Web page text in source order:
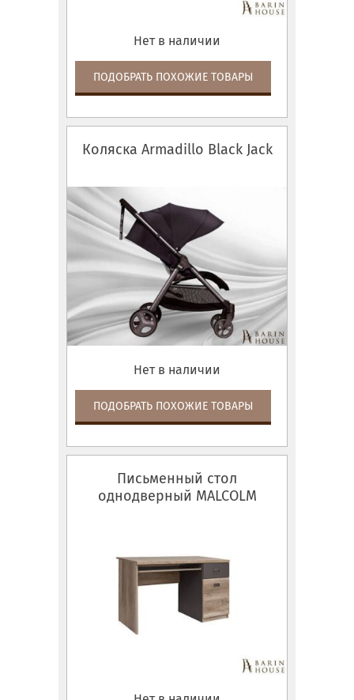
Нет в наличии
ПОДОБРАТЬ ПОХОЖИЕ ТОВАРЫ
Коляска Armadillo Black Jack
Нет в наличии
ПОДОБРАТЬ ПОХОЖИЕ ТОВАРЫ
Письменный стол
однодверный MALCOLM